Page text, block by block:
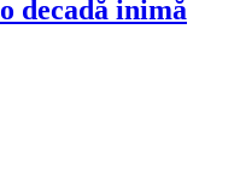
decadă inimă